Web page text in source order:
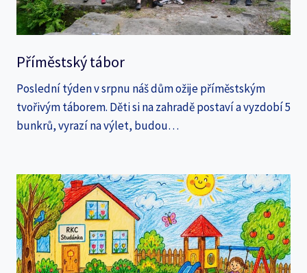
Příměstský tábor
Poslední týden v srpnu náš dům ožije příměstským
tvořivým táborem. Děti si na zahradě postaví a vyzdobí 5
bunkrů, vyrazí na výlet, budou…